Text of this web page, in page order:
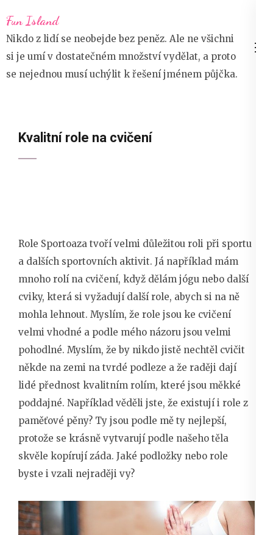
na
obsah
(stiskněte
Enter)
Fun Island
Nikdo z lidí se neobejde bez peněz. Ale ne všichni
si je umí v dostatečném množství vydělat, a proto
se nejednou musí uchýlit k řešení jménem půjčka.
Kvalitní role na cvičení
Role Sportoaza tvoří velmi důležitou roli při sportu
a dalších sportovních aktivit. Já například mám
mnoho rolí na cvičení, když dělám jógu nebo další
cviky, která si vyžadují další role, abych si na ně
mohla lehnout. Myslím, že role jsou ke cvičení
velmi vhodné a podle mého názoru jsou velmi
pohodlné. Myslím, že by nikdo jistě nechtěl cvičit
někde na zemi na tvrdé podleze a že raději dají
lidé přednost kvalitním rolím, které jsou měkké
poddajné. Například věděli jste, že existují i role z
paměťové pěny? Ty jsou podle mě ty nejlepší,
protože se krásně vytvarují podle našeho těla
skvěle kopírují záda. Jaké podložky nebo role
byste i vzali nejraději vy?